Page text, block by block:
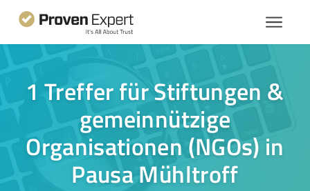
1 Treffer für Stiftungen &
gemeinnützige
Organisationen (NGOs) in
Pausa Mühltroff